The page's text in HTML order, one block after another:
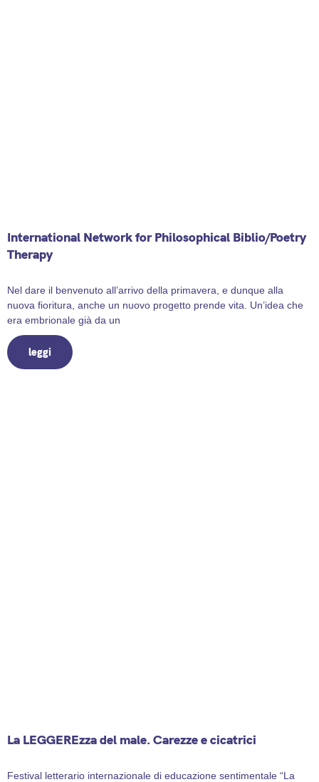
International Network for Philosophical Biblio/Poetry
Therapy
Nel dare il benvenuto all’arrivo della primavera, e dunque alla
nuova fioritura, anche un nuovo progetto prende vita. Un’idea che
era embrionale già da un
leggi
La LEGGEREzza del male. Carezze e cicatrici
Festival letterario internazionale di educazione sentimentale “La